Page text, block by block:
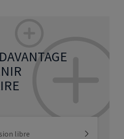
libre